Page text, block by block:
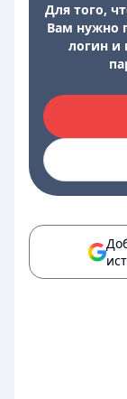
Для того,
Вам нужно
логин и